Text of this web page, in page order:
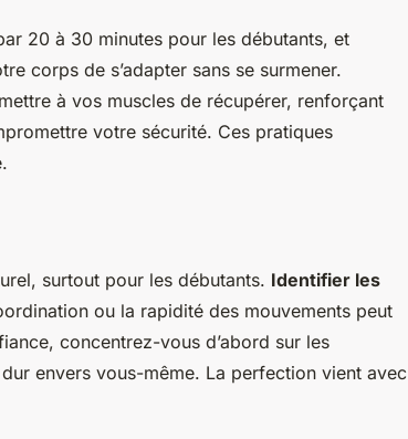
20 à 30 minutes pour les débutants, et
corps de s’adapter sans se surmener.
à vos muscles de récupérer, renforçant
votre sécurité. Ces pratiques
surtout pour les débutants. Identifier les
ou la rapidité des mouvements peut
concentrez-vous d’abord sur les
envers vous-même. La perfection vient avec